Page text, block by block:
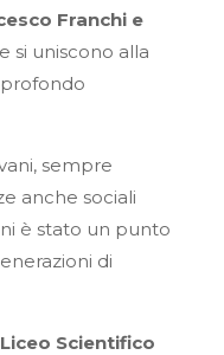
Franchi e
si uniscono alla
sempre
anche sociali
è stato un punto
di
Liceo Scientifico